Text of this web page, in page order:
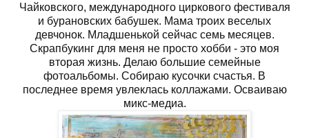
Чайковского, международного циркового фестиваля
и бурановских бабушек. Мама троих веселых
девчонок. Младшенькой сейчас семь месяцев.
Скрапбукинг для меня не просто хобби - это моя
вторая жизнь. Делаю большие семейные
фотоальбомы. Собираю кусочки счастья. В
последнее время увлеклась коллажами. Осваиваю
микс-медиа.